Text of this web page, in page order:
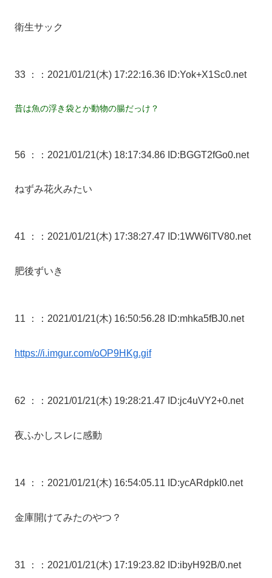
衛生サック
33 ： ：2021/01/21(木) 17:22:16.36 ID:Yok+X1Sc0.net
昔は魚の浮き袋とか動物の腸だっけ？
56 ： ：2021/01/21(木) 18:17:34.86 ID:BGGT2fGo0.net
ねずみ花火みたい
41 ： ：2021/01/21(木) 17:38:27.47 ID:1WW6lTV80.net
肥後ずいき
11 ： ：2021/01/21(木) 16:50:56.28 ID:mhka5fBJ0.net
https://i.imgur.com/oOP9HKg.gif
62 ： ：2021/01/21(木) 19:28:21.47 ID:jc4uVY2+0.net
夜ふかしスレに感動
14 ： ：2021/01/21(木) 16:54:05.11 ID:ycARdpkI0.net
金庫開けてみたのやつ？
31 ： ：2021/01/21(木) 17:19:23.82 ID:ibyH92B/0.net